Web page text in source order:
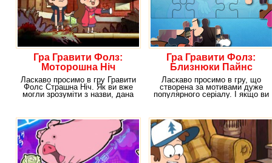
Гра Гравити Фолз:
Моторошна Ніч
Ласкаво просимо в гру Гравити
Фолс Страшна Ніч. Як ви вже
могли зрозуміти з назви, дана
Гра Гравити Фолз:
Близнюки Пайнс
Ласкаво просимо в гру, що
створена за мотивами дуже
популярного серіалу. І якщо ви